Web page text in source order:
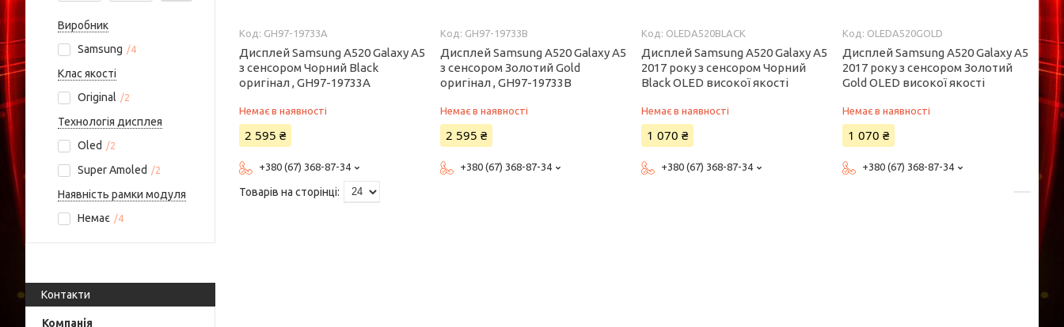
Виробник
Samsung
4
Клас якості
Original
2
Технологія дисплея
Oled
2
Super Amoled 2
Наявність рамки модуля
Немає
4
Контакти
GH97-19733A
Дисплей Samsung A520 Galaxy A5
з сенсором Чорний Black
оригінал , GH97-19733A
Немає в наявності
2 595 ₴
+380 (67) 368-87-34
GH97-19733B
Дисплей Samsung A520 Galaxy A5
з сенсором Золотий Gold
оригінал , GH97-19733B
Немає в наявності
2 595 ₴
+380 (67) 368-87-34
OLEDA520BLACK
Дисплей Samsung A520 Galaxy A5
2017 року з сенсором Чорний
Black OLED високої якості
Немає в наявності
1 070 ₴
+380 (67) 368-87-34
OLEDA520GOLD
Дисплей Samsung A520 Galaxy A5
2017 року з сенсором Золотий
Gold OLED високої якості
Немає в наявності
1 070 ₴
+380 (67) 368-87-34